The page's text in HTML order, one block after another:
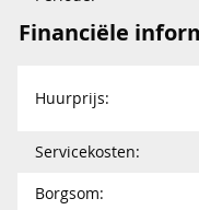
Financiële
Huurprijs:
Servicekosten:
Borgsom: